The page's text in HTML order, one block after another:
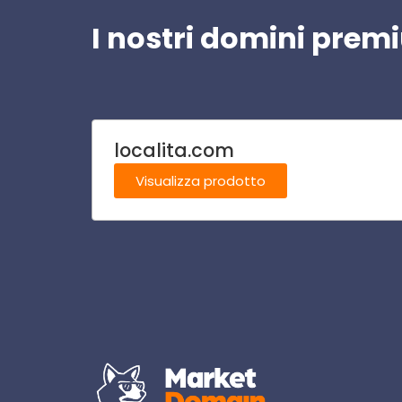
I nostri domini
localita.com
Visualizza prodotto